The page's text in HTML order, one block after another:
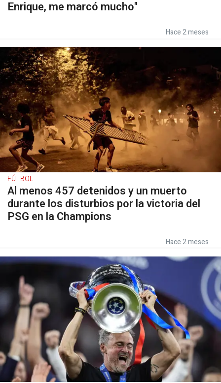
Enrique, me marcó mucho"
Hace 2 meses
FÚTBOL
Al menos 457 detenidos y un muerto
durante los disturbios por la victoria del
PSG en la Champions
Hace 2 meses